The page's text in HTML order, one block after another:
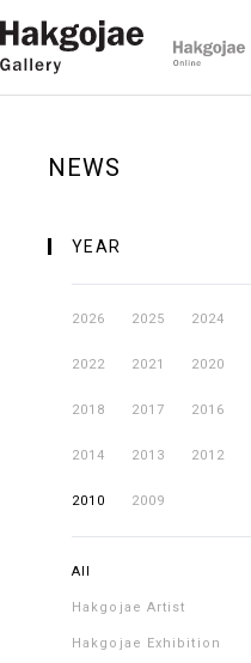
NEWS
YEAR
2026 2025 2024
2022 2021 2020
2018 2017 2016
2014 2013 2012
2010 2009
All
Hakgojae Artist
Hakgojae Exhibition